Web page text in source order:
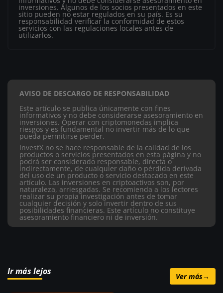
inversiones. Algunos de los socios presentados en este
sitio pueden no estar regulados en su país. Es su
responsabilidad verificar la conformidad de estos
servicios con las regulaciones locales antes de
utilizarlos.
AVISO DE DESCARGO DE RESPONSABILIDAD
Este artículo se publica únicamente con fines
informativos y no debe considerarse asesoramiento en
inversiones. Operar con criptomonedas implica
riesgos y es fundamental no invertir más de lo que
pueda permitirse perder.
InvestX no se hace responsable de la calidad de los
productos o servicios presentados en esta página y no
podrá ser considerado responsable, directa o
indirectamente, de cualquier daño o pérdida derivada
del uso de un producto o servicio destacado en este
artículo. Las inversiones en criptoactivos son, por
naturaleza, arriesgadas. Se recomienda a los lectores
realizar su propia investigación antes de tomar
cualquier decisión y solo invertir dentro de sus
posibilidades financieras. Este artículo no constituye
asesoramiento financiero ni de inversión.
Ir más lejos Ver más→